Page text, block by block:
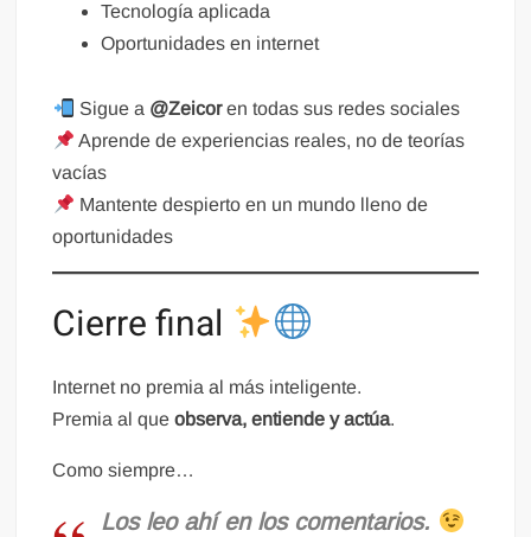
Tecnología aplicada
Oportunidades en internet
Sigue a @Zeicoren todas sus redes sociales
Aprende de experiencias reales, no de teorías
vacías
Mantente despierto en un mundo lleno de
oportunidades
Cierre final
Internet no premia al más inteligente.
Premia al queobserva, entiende y actúa.
Como siempre…
Los leo ahí en los comentarios.